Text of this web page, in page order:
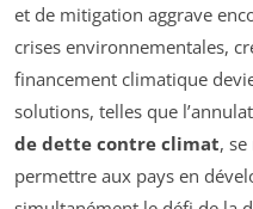
et de mitigation aggrave
crises environnementales,
financement climatique
solutions, telles que
de dette contre climat,
permettre aux pays en